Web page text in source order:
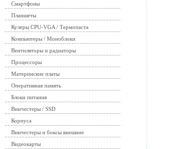
Смартфоны
Планшеты
Кулеры CPU-VGA / Термопаста
Компьютеры / Моноблоки
Вентиляторы и радиаторы
Процессоры
Материнские платы
Оперативная память
Блоки питания
Винчестеры / SSD
Корпуса
Винчестеры и боксы внешние
Видеокарты